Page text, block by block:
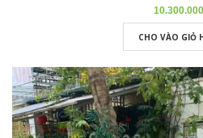
CHO VÀO GIỎ